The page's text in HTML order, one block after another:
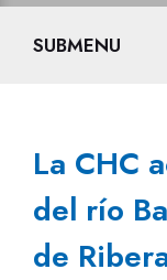
SUBMENU
La CHC
del río
de